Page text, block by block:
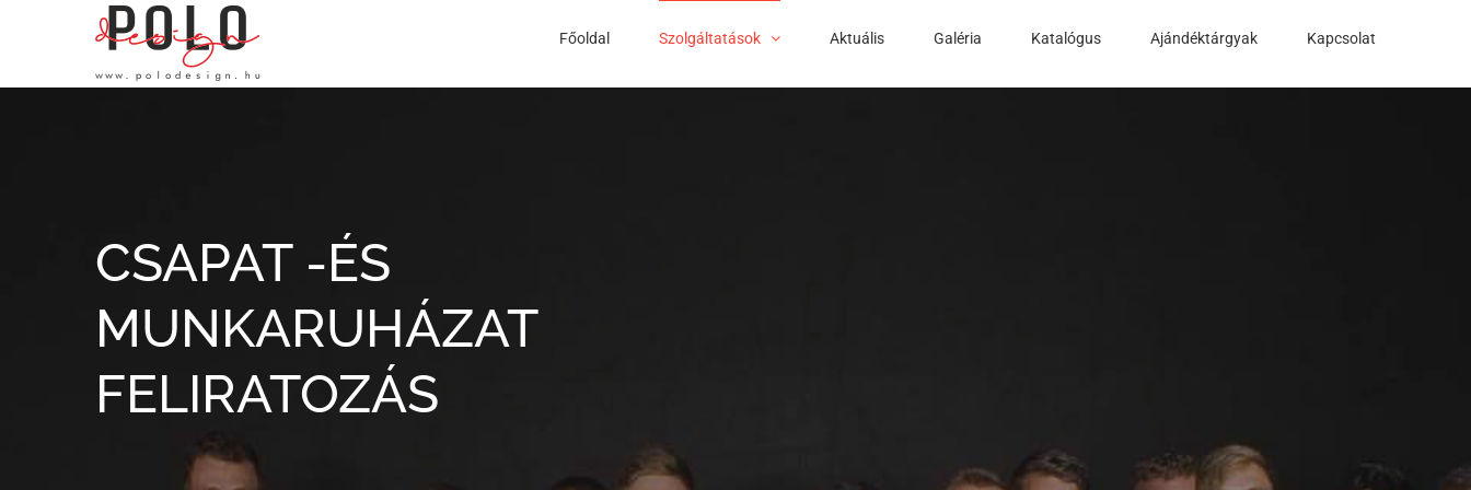
content
Főoldal Szolgáltatások Aktuális Galéria Katalógus Ajándéktárgyak Kapcsolat
CSAPAT -ÉS
MUNKARUHÁZAT
FELIRATOZÁS